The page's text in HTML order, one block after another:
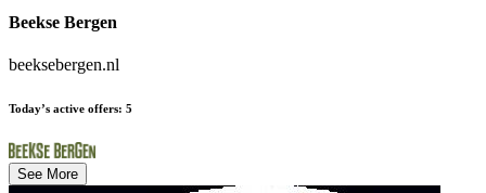
Beekse Bergen
beeksebergen.nl
Today’s active offers: 5
See More